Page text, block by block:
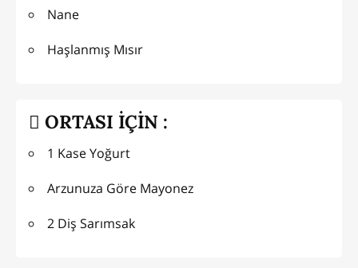
Nane
Haşlanmış Mısır
ORTASI İÇİN :
1 Kase Yoğurt
Arzunuza Göre Mayonez
2 Diş Sarımsak